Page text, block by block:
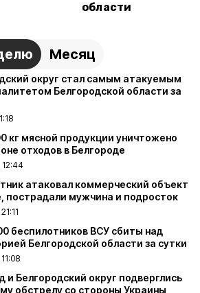
области
Месяц
округ стал самым атакуемым
Белгородской области за
кг мясной продукции уничтожено
отходов в Белгороде
12:44
атаковал коммерческий объект
пострадали мужчина и подросток
беспилотников ВСУ сбиты над
Белгородской области за сутки
и Белгородский округ подверглись
обстрелу со стороны Украины